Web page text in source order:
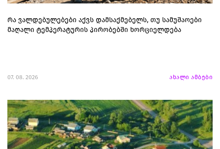
რა ვალდებულებები აქვს დამსაქმებელს, თუ სამუშაოები
მაღალი ტემპერატურის პირობებში ხორციელდება
07. 08. 2026 ახალი ამბები